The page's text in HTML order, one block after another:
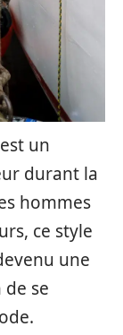
un
durant la
hommes
ce style
une
se